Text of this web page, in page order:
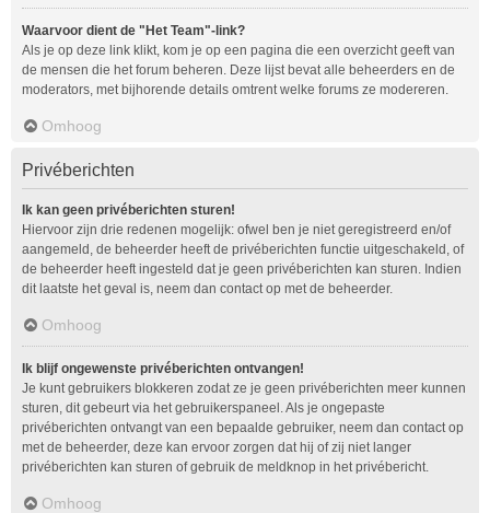
Waarvoor dient de "Het Team"-link?
Als je op deze link klikt, kom je op een pagina die een overzicht geeft van
de mensen die het forum beheren. Deze lijst bevat alle beheerders en de
moderators, met bijhorende details omtrent welke forums ze modereren.
Omhoog
Privéberichten
Ik kan geen privéberichten sturen!
Hiervoor zijn drie redenen mogelijk: ofwel ben je niet geregistreerd en/of
aangemeld, de beheerder heeft de privéberichten functie uitgeschakeld, of
de beheerder heeft ingesteld dat je geen privéberichten kan sturen. Indien
dit laatste het geval is, neem dan contact op met de beheerder.
Omhoog
Ik blijf ongewenste privéberichten ontvangen!
Je kunt gebruikers blokkeren zodat ze je geen privéberichten meer kunnen
sturen, dit gebeurt via het gebruikerspaneel. Als je ongepaste
privéberichten ontvangt van een bepaalde gebruiker, neem dan contact op
met de beheerder, deze kan ervoor zorgen dat hij of zij niet langer
privéberichten kan sturen of gebruik de meldknop in het privébericht.
Omhoog